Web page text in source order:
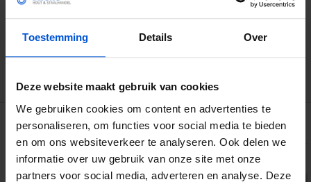
Toestemming Details Over
Deze website maakt gebruik van cookies
We gebruiken cookies om content en advertenties te
personaliseren, om functies voor social media te bieden
en om ons websiteverkeer te analyseren. Ook delen we
informatie over uw gebruik van onze site met onze
partners voor social media, adverteren en analyse. Deze
info@dejonghandelsonderneming.nl
GERELATEERDE PRODUCTEN